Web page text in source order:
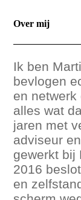
Over mij
Ik ben
bevlogen
en
alles wat
jaren met
adviseur
gewerkt bij
2016
en